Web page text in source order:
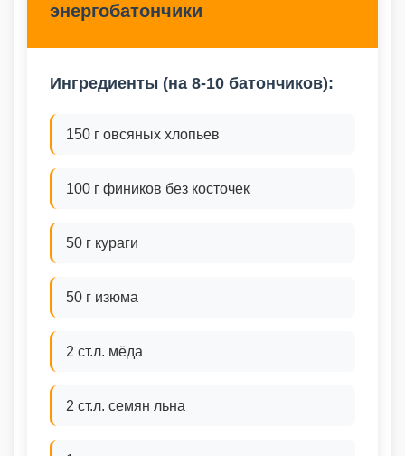
энергобатончики
Ингредиенты (на 8-10 батончиков):
150 г овсяных хлопьев
100 г фиников без косточек
50 г кураги
50 г изюма
2 ст.л. мёда
2 ст.л. семян льна